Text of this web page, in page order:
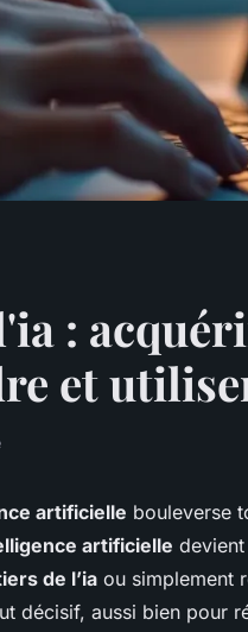
:
et
artificielle bouleverse
artificielle
de l’ia ou simplement
décisif, aussi bien pour